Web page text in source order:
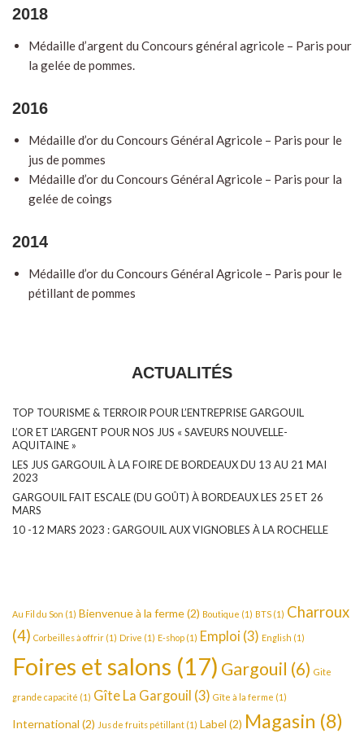
2018
Médaille d’argent du Concours général agricole – Paris pour
la gelée de pommes.
2016
Médaille d’or du Concours Général Agricole – Paris pour le
jus de pommes
Médaille d’or du Concours Général Agricole – Paris pour la
gelée de coings
2014
Médaille d’or du Concours Général Agricole – Paris pour le
pétillant de pommes
ACTUALITÉS
TOP TOURISME & TERROIR POUR L’ENTREPRISE GARGOUIL
L’OR ET L’ARGENT POUR NOS JUS « SAVEURS NOUVELLE-
AQUITAINE »
LES JUS GARGOUIL À LA FOIRE DE BORDEAUX DU 13 AU 21 MAI
2023
GARGOUIL FAIT ESCALE (DU GOÛT) À BORDEAUX LES 25 ET 26
MARS
10 -12 MARS 2023 : GARGOUIL AUX VIGNOBLES À LA ROCHELLE
Au Fil du Son (1) Bienvenue à la ferme(2) Boutique (1) BTS (1) Charroux
(4) Corbeilles à offrir (1) Drive (1) E-shop (1) Emploi (3) English (1)
Foires et salons (17) Gargouil (6) Gite
grande capacité (1) Gîte La Gargouil (3) Gîte à la ferme (1)
International (2) Jus de fruits pétillant (1) Label (2) Magasin (8)